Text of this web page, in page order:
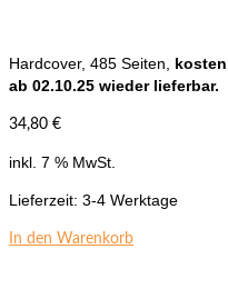
Hardcover, 485 Seiten,
ab 02.10.25 wieder lieferbar.
34,80 €
inkl. 7 % MwSt.
Lieferzeit: 3-4 Werktage
In den Warenkorb